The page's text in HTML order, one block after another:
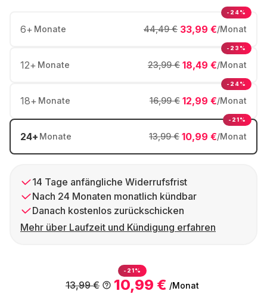
6+ Monate 33,99 €/Monat
44,49 €
-24%
12+ Monate 18,49 €/Monat
23,99 €
-23%
18+ Monate 12,99 €/Monat
16,99 €
-24%
24+ Monate 10,99 €/Monat
13,99 €
-21%
14 Tage anfängliche Widerrufsfrist
Nach 24 Monaten monatlich kündbar
Danach kostenlos zurückschicken
Mehr über Laufzeit und Kündigung erfahren
-21%
10,99 € /Monat
13,99 €